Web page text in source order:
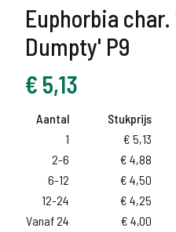
Euphorbia
Dumpty' P9
€ 5,13
Aantal
Stukprijs
1
€ 5,13
2-6
€ 4,88
6-12
€ 4,50
12-24
€ 4,25
Vanaf 24
€ 4,00